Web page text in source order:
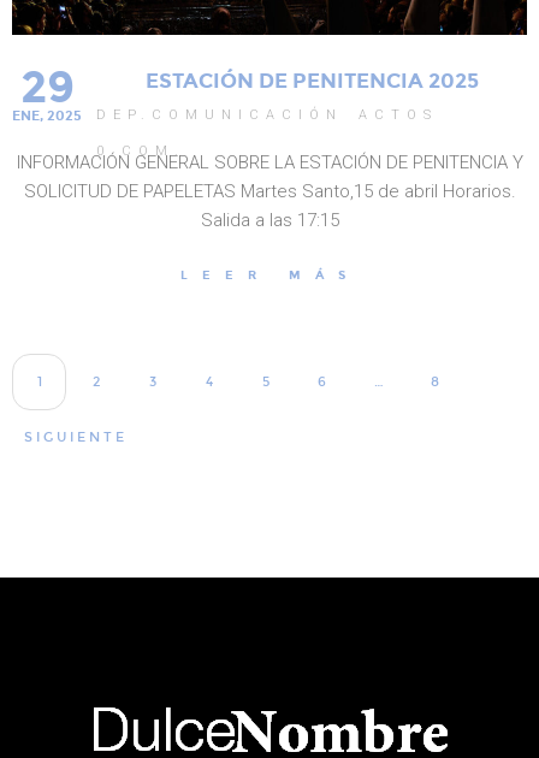
29
ENE, 2025
ESTACIÓN DE PENITENCIA 2025
DEP.COMUNICACIÓN ACTOS
0 COM.
INFORMACIÓN GENERAL SOBRE LA ESTACIÓN DE PENITENCIA Y
SOLICITUD DE PAPELETAS Martes Santo,15 de abril Horarios.
Salida a las 17:15
LEER MÁS
1 2 3 4 5 6 … 8
SIGUIENTE